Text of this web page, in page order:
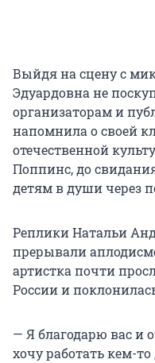
Выйдя на сцену с
Эдуардовна не
организаторам и
напомнила о своей
отечественной
Поппинс, до
детям в души через
Реплики Натальи
прерывали
артистка почти
России и
— Я благодарю вас и
хочу работать кем-